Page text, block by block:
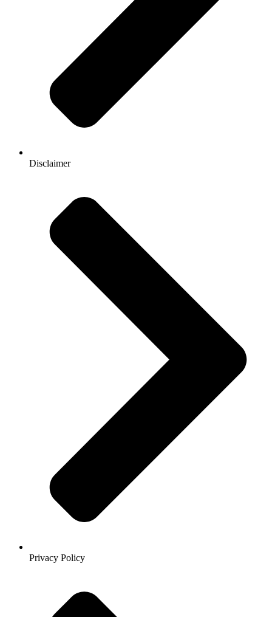
Disclaimer
Privacy Policy